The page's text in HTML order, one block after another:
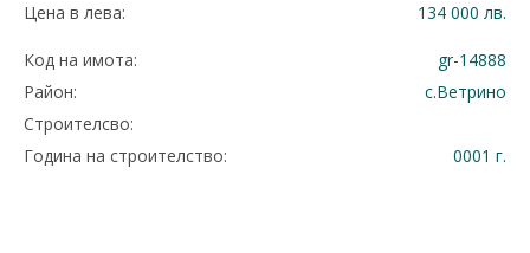
Цена в лева:
134 000 лв.
Код на имота:
gr-14888
Район:
с.Ветрино
Строителсво:
Година на строителство:
0001 г.